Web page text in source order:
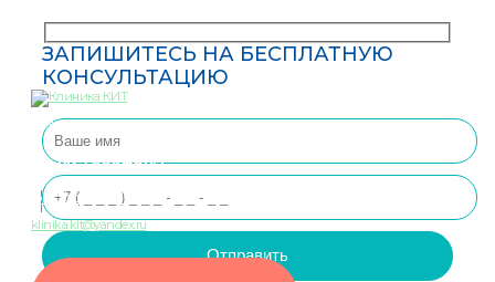
— “Клиника Инновационных Технологий”
Наши Телефоны
8 (8652) 99-88-55
klinika.kit@yandex.ru
ЗАПИШИТЕСЬ НА БЕСПЛАТНУЮ
КОНСУЛЬТАЦИЮ